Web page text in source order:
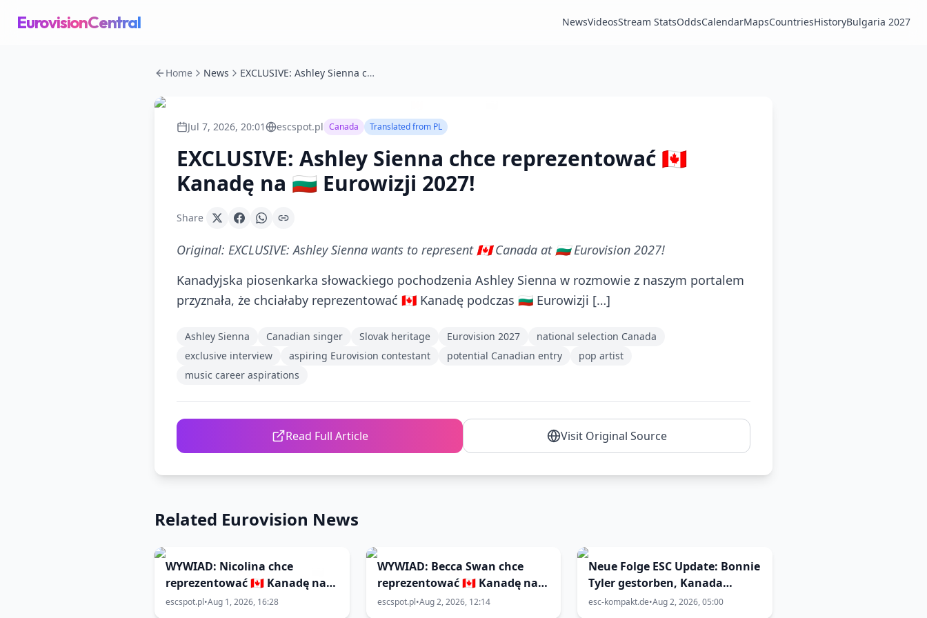
EurovisionCentral NewsVideosStream StatsOddsCalendarMapsCountriesHistoryBulgaria 2027
Home News EXCLUSIVE: Ashley Sienna chce reprezentować 🇨🇦 Kanadę na 🇧🇬 Eurowizji 2027!
Jul 7, 2026, 20:01 escspot.pl Canada Translated from PL
EXCLUSIVE: Ashley Sienna chce reprezentować 🇨🇦
Kanadę na 🇧🇬 Eurowizji 2027!
Share
Original: EXCLUSIVE: Ashley Sienna wants to represent 🇨🇦 Canada at 🇧🇬 Eurovision 2027!
Kanadyjska piosenkarka słowackiego pochodzenia Ashley Sienna w rozmowie z naszym portalem
przyznała, że chciałaby reprezentować 🇨🇦 Kanadę podczas 🇧🇬 Eurowizji […]
Ashley Sienna Canadian singer Slovak heritage Eurovision 2027
national selection Canada
exclusive interview
aspiring Eurovision contestant potential Canadian entry
pop artist
music career aspirations
Read Full Article Visit Original Source
Related Eurovision News
WYWIAD: Nicolina chce
reprezentować 🇨🇦 Kanadę na
🇧🇬 Eurowizji 2027!
escspot.pl•Aug 1, 2026, 16:28
WYWIAD: Becca Swan chce
reprezentować 🇨🇦 Kanadę na
🇧🇬 Eurowizji 2027! „Wizualnie
escspot.pl•Aug 2, 2026, 12:14
Neue Folge ESC Update: Bonnie
Tyler gestorben, Kanada
kommt zum ESC
esc-kompakt.de•Aug 2, 2026, 05:00